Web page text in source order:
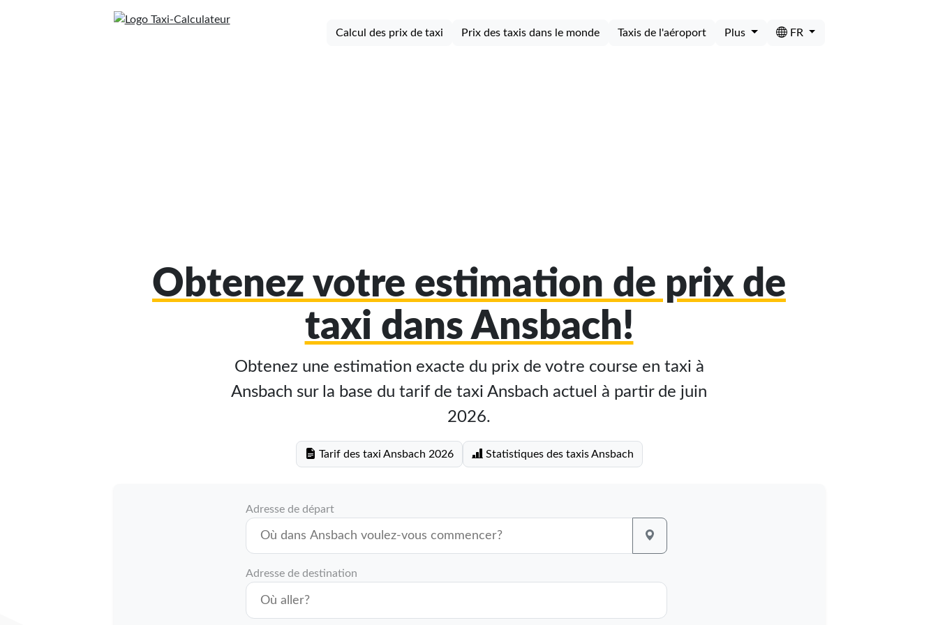
Calcul des prix de taxi Prix des taxis dans le monde Taxis de l'aéroport Plus FR
Obtenez votre estimation de prix de
taxi dans Ansbach!
Obtenez une estimation exacte du prix de votre course en taxi à
Ansbach sur la base du tarif de taxi Ansbach actuel à partir de juin
2026.
Tarif des taxi Ansbach 2026 Statistiques des taxis Ansbach
Adresse de départ
Adresse de destination